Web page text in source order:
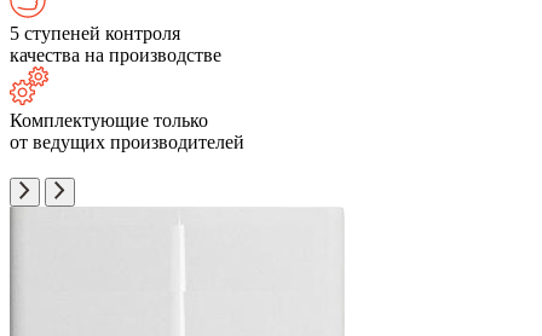
5 ступеней контроля
качества на производстве
Комплектующие только
от ведущих производителей